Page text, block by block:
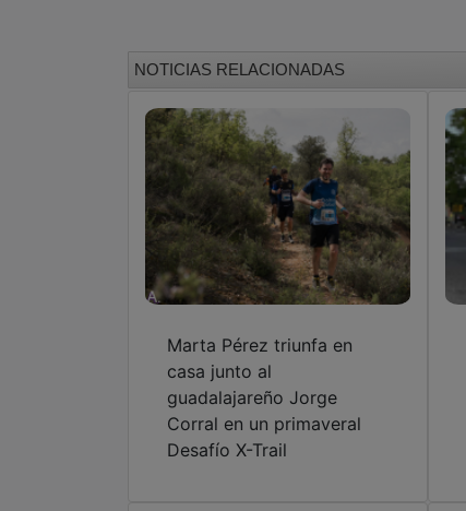
NOTICIAS RELACIONADAS
Marta Pérez triunfa en
casa junto al
guadalajareño Jorge
Corral en un primaveral
Desafío X-Trail